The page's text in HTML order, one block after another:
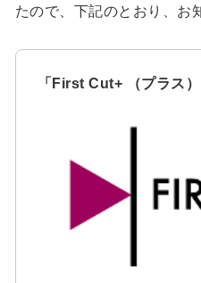
たので、下記のとおり、お
「First Cut+ （プラス